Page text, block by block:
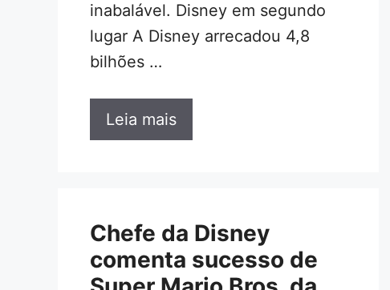
inabalável. Disney em segundo
lugar A Disney arrecadou 4,8
bilhões …
Leia mais
Chefe da Disney
comenta sucesso de